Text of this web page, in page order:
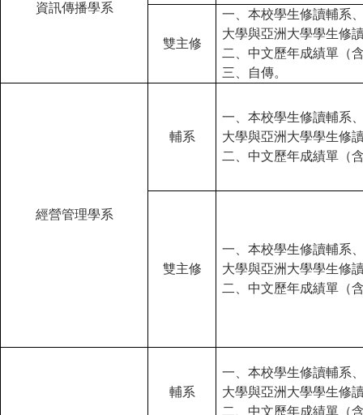
資訊傳播學系
雙主修
一、本校學生修讀輔系
大學與亞洲大學學生修
二、中文歷年成績單（
三、自傳。
經營管理學系
輔系
一、本校學生修讀輔系
大學與亞洲大學學生修
二、中文歷年成績單（
雙主修
一、本校學生修讀輔系
大學與亞洲大學學生修
二、中文歷年成績單（
輔系
一、本校學生修讀輔系
大學與亞洲大學學生修
二、中文歷年成績單（